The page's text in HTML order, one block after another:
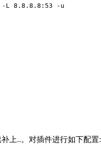
L 8.8.8.8:53 -u
补上..。对插件进行如下配置: